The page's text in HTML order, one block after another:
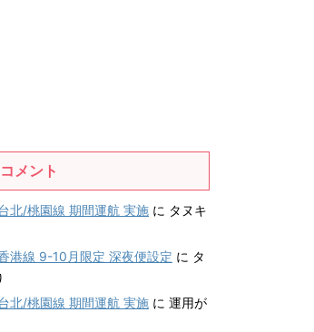
メント
北/桃園線 期間運航 実施 に タヌキ
港線 9-10月限定 深夜便設定 に タ
北/桃園線 期間運航 実施 に 運用が